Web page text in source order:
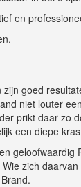
en
zijn goed
niet louter
prikt daar zo
een diepe
zich